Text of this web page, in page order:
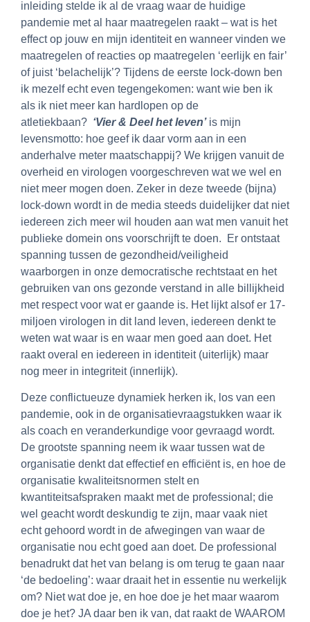
inleiding stelde ik al de vraag waar de huidige
pandemie met al haar maatregelen raakt – wat is het
effect op jouw en mijn identiteit en wanneer vinden we
maatregelen of reacties op maatregelen ‘eerlijk en fair’
of juist ‘belachelijk’? Tijdens de eerste lock-down ben
ik mezelf echt even tegengekomen: want wie ben ik
als ik niet meer kan hardlopen op de
atletiekbaan? ‘Vier & Deel het leven’ is mijn
levensmotto: hoe geef ik daar vorm aan in een
anderhalve meter maatschappij? We krijgen vanuit de
overheid en virologen voorgeschreven wat we wel en
niet meer mogen doen. Zeker in deze tweede (bijna)
lock-down wordt in de media steeds duidelijker dat niet
iedereen zich meer wil houden aan wat men vanuit het
publieke domein ons voorschrijft te doen. Er ontstaat
spanning tussen de gezondheid/veiligheid
waarborgen in onze democratische rechtstaat en het
gebruiken van ons gezonde verstand in alle billijkheid
met respect voor wat er gaande is. Het lijkt alsof er 17-
miljoen virologen in dit land leven, iedereen denkt te
weten wat waar is en waar men goed aan doet. Het
raakt overal en iedereen in identiteit (uiterlijk) maar
nog meer in integriteit (innerlijk).
Deze conflictueuze dynamiek herken ik, los van een
pandemie, ook in de organisatievraagstukken waar ik
als coach en veranderkundige voor gevraagd wordt.
De grootste spanning neem ik waar tussen wat de
organisatie denkt dat effectief en efficiënt is, en hoe de
organisatie kwaliteitsnormen stelt en
kwantiteitsafspraken maakt met de professional; die
wel geacht wordt deskundig te zijn, maar vaak niet
echt gehoord wordt in de afwegingen van waar de
organisatie nou echt goed aan doet. De professional
benadrukt dat het van belang is om terug te gaan naar
‘de bedoeling’: waar draait het in essentie nu werkelijk
om? Niet wat doe je, en hoe doe je het maar waarom
doe je het? JA daar ben ik van, dat raakt de WAAROM